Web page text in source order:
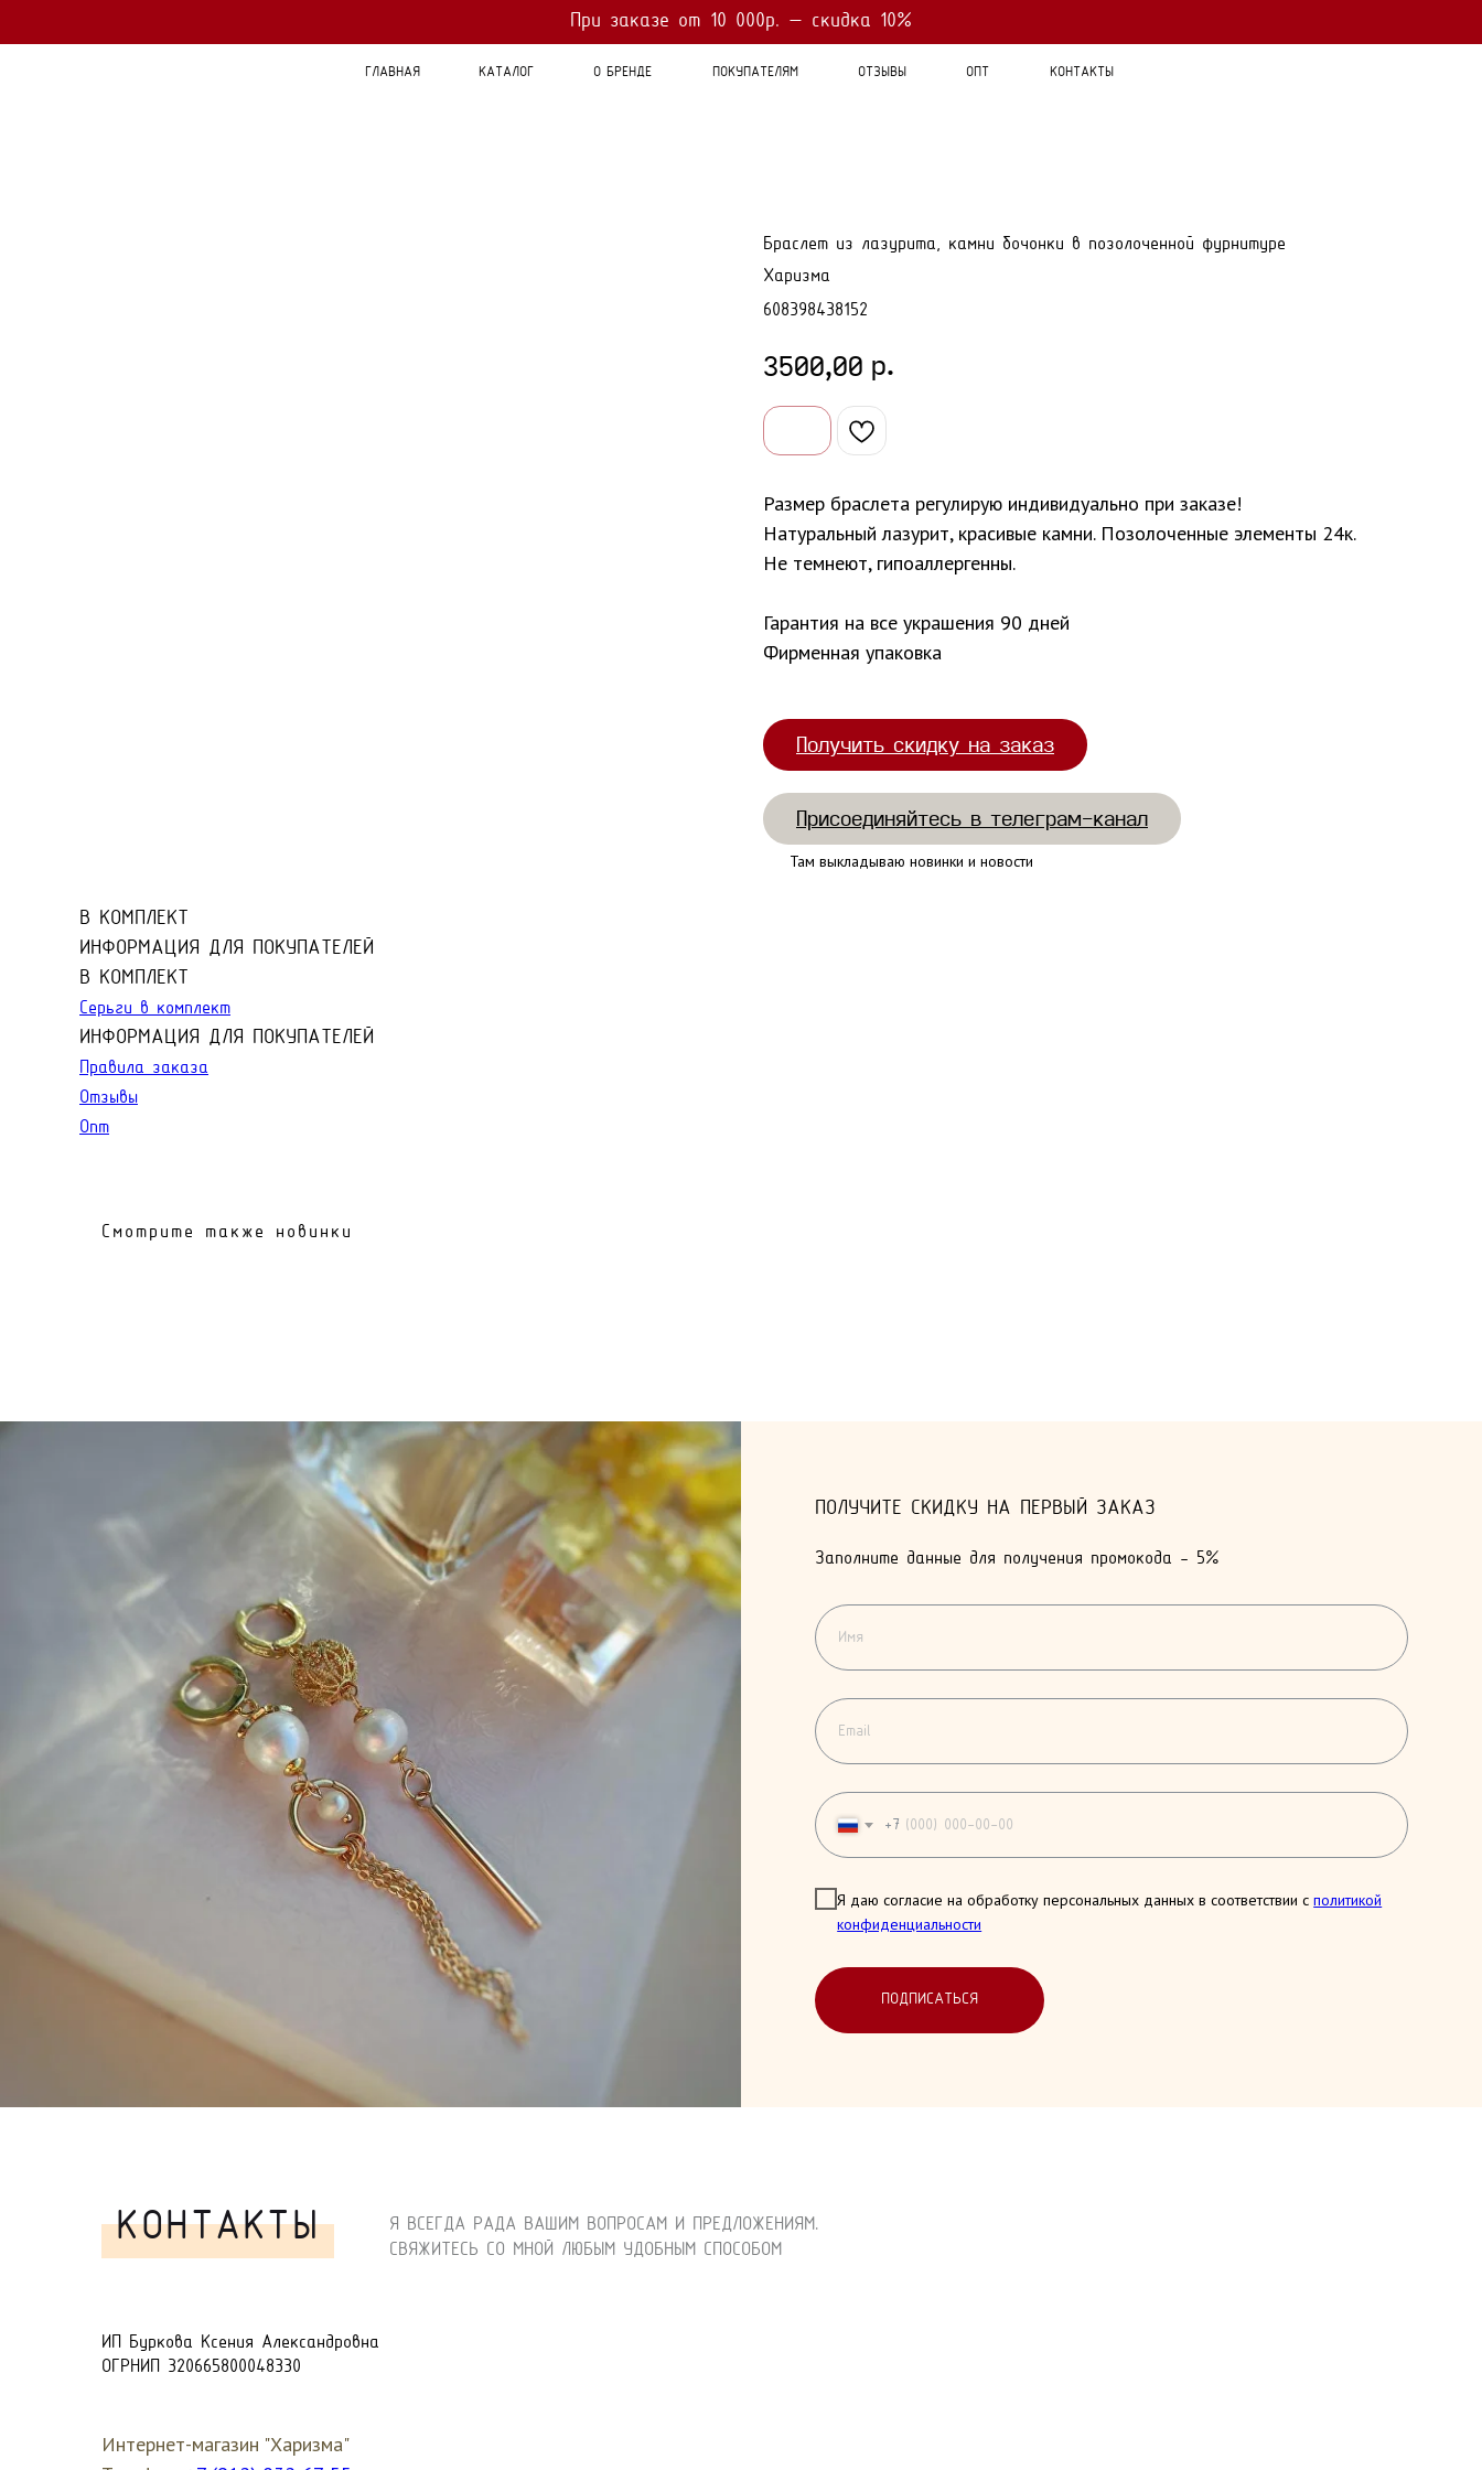
При заказе от 7 000р. - бесплатная доставка
- 4 платежа по 25%
Оплата
При заказе от 10 000р. — скидка 10%
ОПТ
КАТАЛОГ О БРЕНДЕ ПОКУПАТЕЛЯМ ОТЗЫВЫ КОНТАКТЫ
ГЛАВНАЯ
Браслет из лазурита, камни бочонки в позолоченной фурнитуре
Харизма
608398438152
3500,00 р.
Размер браслета регулирую индивидуально при заказе!
Натуральный лазурит, красивые камни. Позолоченные элементы 24к.
Не темнеют, гипоаллергенны.
Гарантия на все украшения 90 дней
Фирменная упаковка
Получить скидку на заказ
Присоединяйтесь в телеграм-канал
Там выкладываю новинки и новости
В КОМПЛЕКТ
ИНФОРМАЦИЯ ДЛЯ ПОКУПАТЕЛЕЙ
В КОМПЛЕКТ
Серьги в комплект
ИНФОРМАЦИЯ ДЛЯ ПОКУПАТЕЛЕЙ
Правила заказа
Отзывы
Опт
Смотрите также новинки
ПОЛУЧИТЕ СКИДКУ НА ПЕРВЫЙ ЗАКАЗ
Заполните данные для получения промокода - 5%
+7
Я даю согласие на обработку персональных данных в соответствии сполитикой
конфиденциальности
ПОДПИСАТЬСЯ
Я ВСЕГДА РАДА ВАШИМ ВОПРОСАМ И ПРЕДЛОЖЕНИЯМ.
СВЯЖИТЕСЬ СО МНОЙ ЛЮБЫМ УДОБНЫМ СПОСОБОМ
КОНТАКТЫ
ИП Буркова Ксения Александровна
ОГРНИП 320665800048330
Интернет-магазин "Харизма"